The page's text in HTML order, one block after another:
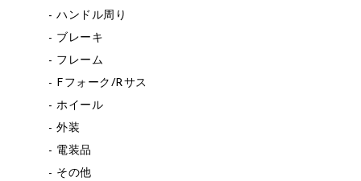
ハンドル周り
ブレーキ
フレーム
Fフォーク/Rサス
ホイール
外装
電装品
その他